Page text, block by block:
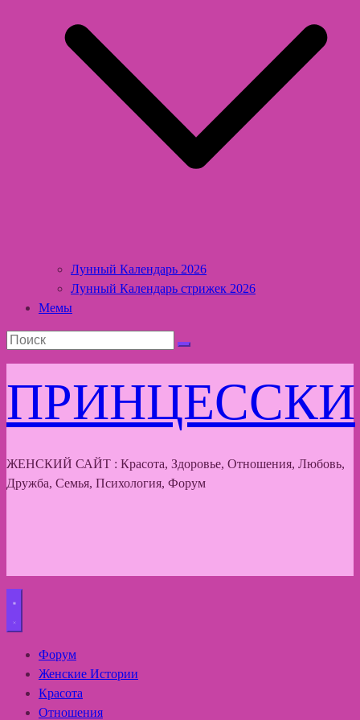
Лунный Календарь 2026
Лунный Календарь стрижек 2026
Мемы
ПРИНЦЕССКИ
ЖЕНСКИЙ САЙТ : Красота, Здоровье, Отношения, Любовь,
Дружба, Семья, Психология, Форум
Форум
Женские Истории
Красота
Отношения